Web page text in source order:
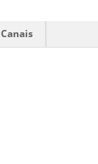
Canais